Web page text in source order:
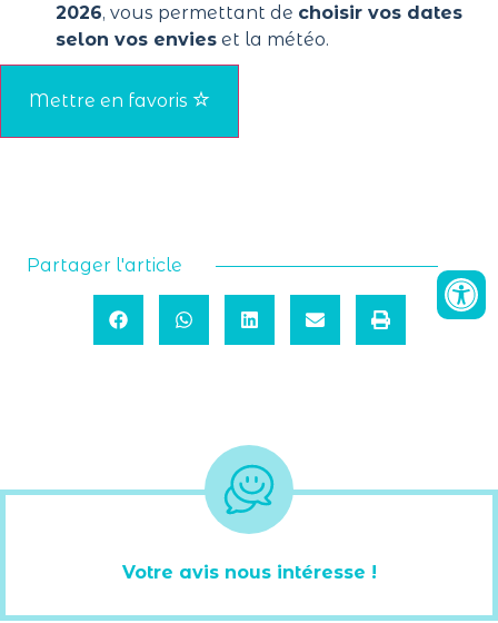
2026, vous permettant de choisir vos dates
selon vos envies et la météo.
Mettre en favoris
Partager l'article
Votre avis nous intéresse !